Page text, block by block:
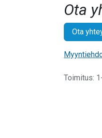
Ota
Ota
Toimitus: